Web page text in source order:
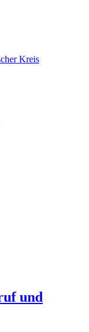
Kreis
und